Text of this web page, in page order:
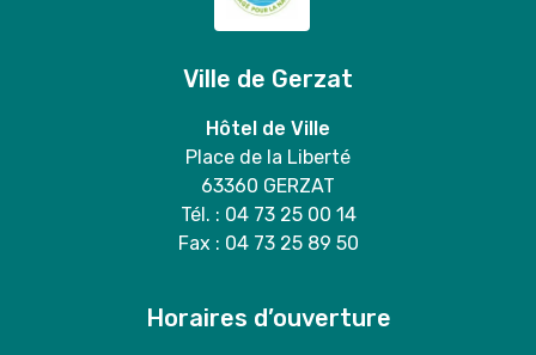
Ville de Gerzat
Hôtel de Ville
Place de la Liberté
63360 GERZAT
Tél. : 04 73 25 00 14
Fax : 04 73 25 89 50
Horaires d’ouverture